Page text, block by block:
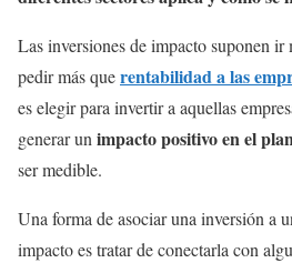
Las inversiones de impacto suponen
pedir más querentabilidad a las
es elegir para invertir a aquellas
generar unimpacto positivo en el
ser medible.
Una forma de asociar una inversión a
impacto es tratar de conectarla con